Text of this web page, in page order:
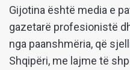
Gijotina është media e
gazetarë profesionistë
nga paanshmëria, që
Shqipëri, me lajme të